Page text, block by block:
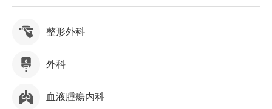
整形外科
外科
血液腫瘍内科